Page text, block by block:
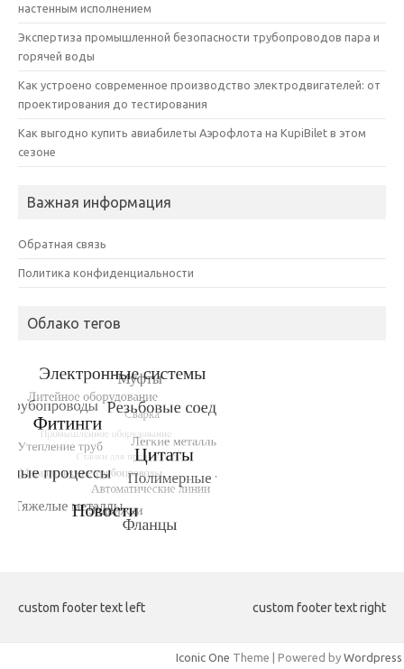
настенным исполнением
Экспертиза промышленной безопасности трубопроводов пара и
горячей воды
Как устроено современное производство электродвигателей: от
проектирования до тестирования
Как выгодно купить авиабилеты Аэрофлота на KupiBilet в этом
сезоне
Важная информация
Обратная связь
Политика конфиденциальности
Облако тегов
custom footer text left custom footer text right
Iconic One Theme | Powered by Wordpress